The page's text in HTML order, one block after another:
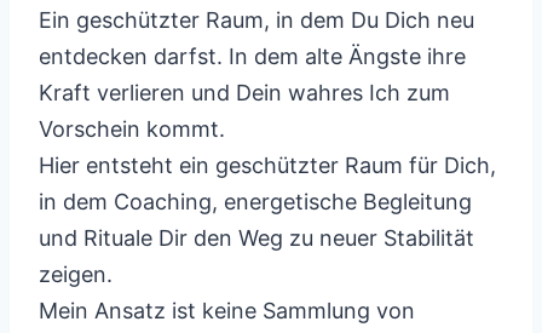
Ein geschützter Raum, in dem Du Dich neu
entdecken darfst. In dem alte Ängste ihre
Kraft verlieren und Dein wahres Ich zum
Vorschein kommt.
Hier entsteht ein geschützter Raum für Dich,
in dem Coaching, energetische Begleitung
und Rituale Dir den Weg zu neuer Stabilität
zeigen.
Mein Ansatz ist keine Sammlung von